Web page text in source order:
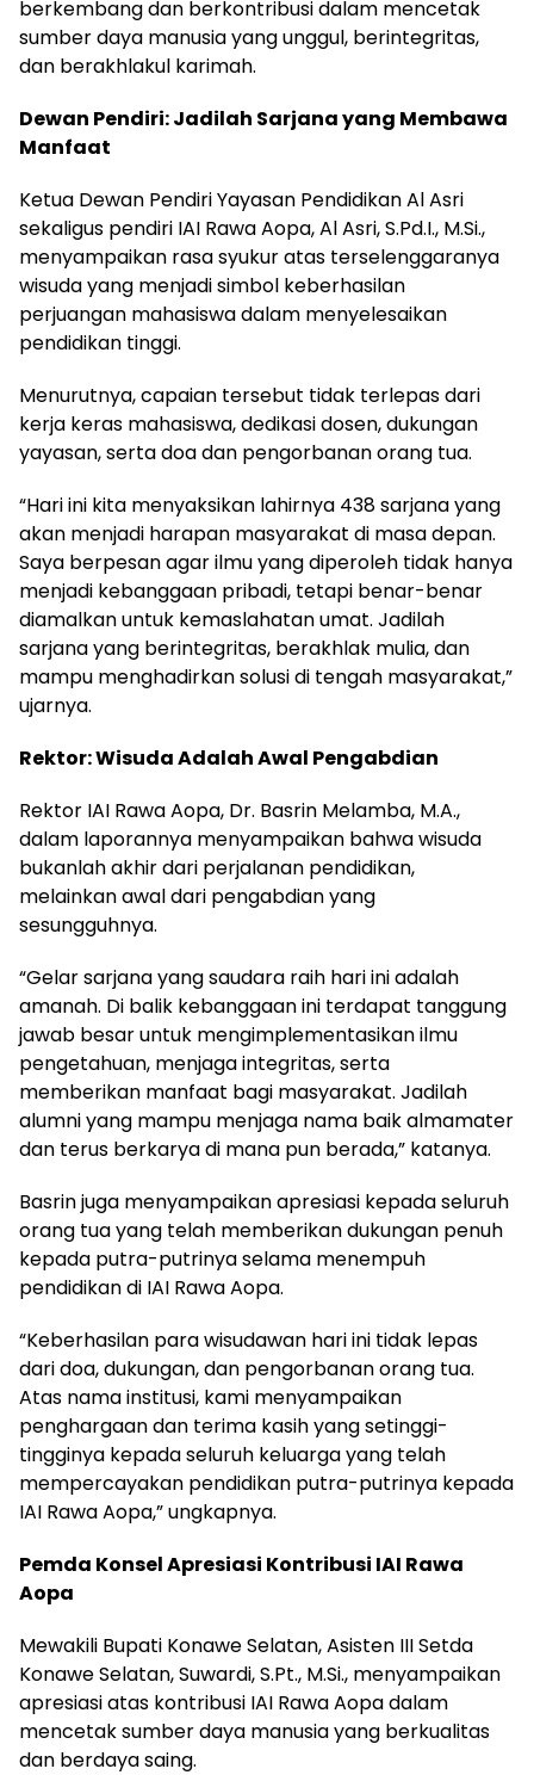
berkembang dan berkontribusi dalam mencetak
sumber daya manusia yang unggul, berintegritas,
dan berakhlakul karimah.
Dewan Pendiri: Jadilah Sarjana yang Membawa
Manfaat
Ketua Dewan Pendiri Yayasan Pendidikan Al Asri
sekaligus pendiri IAI Rawa Aopa, Al Asri, S.Pd.I., M.Si.,
menyampaikan rasa syukur atas terselenggaranya
wisuda yang menjadi simbol keberhasilan
perjuangan mahasiswa dalam menyelesaikan
pendidikan tinggi.
Menurutnya, capaian tersebut tidak terlepas dari
kerja keras mahasiswa, dedikasi dosen, dukungan
yayasan, serta doa dan pengorbanan orang tua.
“Hari ini kita menyaksikan lahirnya 438 sarjana yang
akan menjadi harapan masyarakat di masa depan.
Saya berpesan agar ilmu yang diperoleh tidak hanya
menjadi kebanggaan pribadi, tetapi benar-benar
diamalkan untuk kemaslahatan umat. Jadilah
sarjana yang berintegritas, berakhlak mulia, dan
mampu menghadirkan solusi di tengah masyarakat,”
ujarnya.
Rektor: Wisuda Adalah Awal Pengabdian
Rektor IAI Rawa Aopa, Dr. Basrin Melamba, M.A.,
dalam laporannya menyampaikan bahwa wisuda
bukanlah akhir dari perjalanan pendidikan,
melainkan awal dari pengabdian yang
sesungguhnya.
“Gelar sarjana yang saudara raih hari ini adalah
amanah. Di balik kebanggaan ini terdapat tanggung
jawab besar untuk mengimplementasikan ilmu
pengetahuan, menjaga integritas, serta
memberikan manfaat bagi masyarakat. Jadilah
alumni yang mampu menjaga nama baik almamater
dan terus berkarya di mana pun berada,” katanya.
Basrin juga menyampaikan apresiasi kepada seluruh
orang tua yang telah memberikan dukungan penuh
kepada putra-putrinya selama menempuh
pendidikan di IAI Rawa Aopa.
“Keberhasilan para wisudawan hari ini tidak lepas
dari doa, dukungan, dan pengorbanan orang tua.
Atas nama institusi, kami menyampaikan
penghargaan dan terima kasih yang setinggi-
tingginya kepada seluruh keluarga yang telah
mempercayakan pendidikan putra-putrinya kepada
IAI Rawa Aopa,” ungkapnya.
Pemda Konsel Apresiasi Kontribusi IAI Rawa
Aopa
Mewakili Bupati Konawe Selatan, Asisten III Setda
Konawe Selatan, Suwardi, S.Pt., M.Si., menyampaikan
apresiasi atas kontribusi IAI Rawa Aopa dalam
mencetak sumber daya manusia yang berkualitas
dan berdaya saing.